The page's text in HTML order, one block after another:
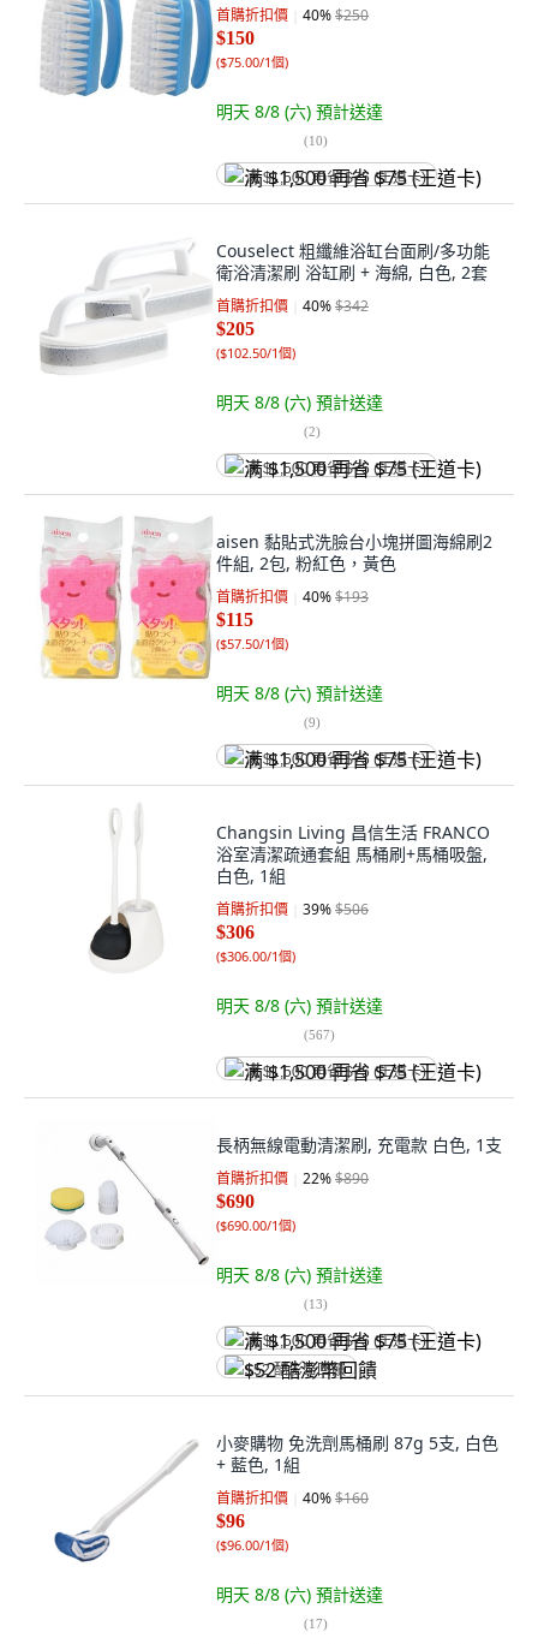
首購折扣價 40%$250
$150
($75.00/1個)
明天 8/8 (六) 預計送達
(10)
满 $1,500 再省 $75 (王道卡)
Couselect 粗纖維浴缸台面刷/多功能
衛浴清潔刷 浴缸刷 + 海綿, 白色, 2套
首購折扣價 40%$342
$205
($102.50/1個)
明天 8/8 (六) 預計送達
(2)
满 $1,500 再省 $75 (王道卡)
aisen 黏貼式洗臉台小塊拼圖海綿刷2
件組, 2包, 粉紅色，黃色
首購折扣價 40%$193
$115
($57.50/1個)
明天 8/8 (六) 預計送達
(9)
满 $1,500 再省 $75 (王道卡)
Changsin Living 昌信生活 FRANCO
浴室清潔疏通套組 馬桶刷+馬桶吸盤,
白色, 1組
首購折扣價 39%$506
$306
($306.00/1個)
明天 8/8 (六) 預計送達
(567)
满 $1,500 再省 $75 (王道卡)
長柄無線電動清潔刷, 充電款 白色, 1支
首購折扣價 22%$890
$690
($690.00/1個)
明天 8/8 (六) 預計送達
(13)
满 $1,500 再省 $75 (王道卡)
$52 酷澎幣回饋
小麥購物 免洗劑馬桶刷 87g 5支, 白色
+ 藍色, 1組
首購折扣價 40%$160
$96
($96.00/1個)
明天 8/8 (六) 預計送達
(17)